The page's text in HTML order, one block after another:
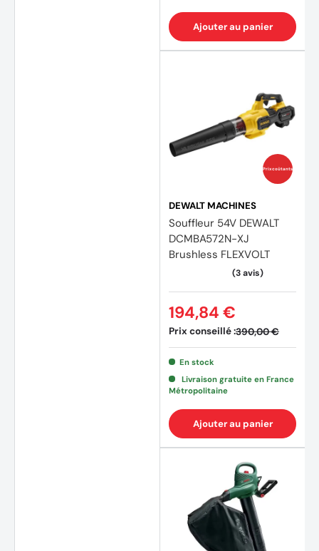
Ajouter au panier
Prix coûtants
DEWALT MACHINES
Souffleur 54V DEWALT
DCMBA572N-XJ
Brushless FLEXVOLT
Prix conseillé :390,00 €
194,84 €
En stock
Livraison gratuite en France
Métropolitaine
Ajouter au panier